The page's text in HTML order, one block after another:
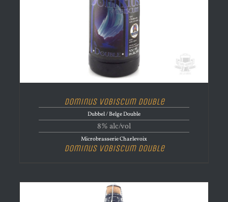
Dominus Vobiscum Double
Dubbel / Belge Double
8% alc/vol
Microbrasserie Charlevoix
Dominus Vobiscum Double